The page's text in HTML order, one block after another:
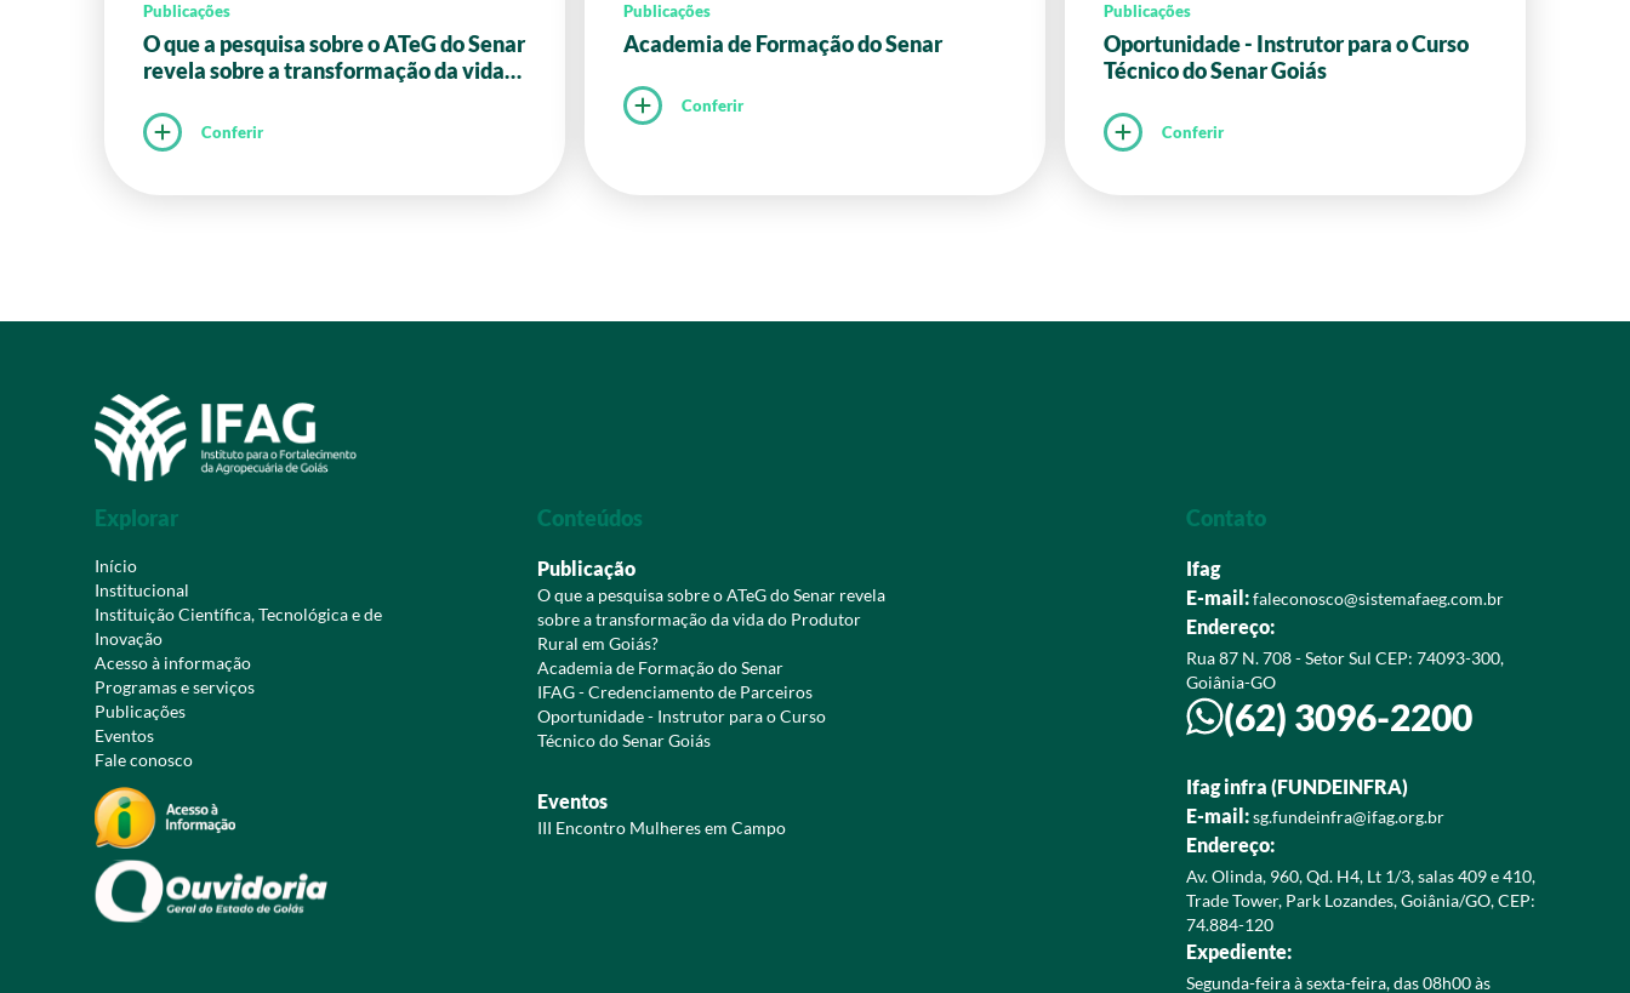
Publicações
O que a pesquisa sobre o ATeG do Senar
revela sobre a transformação da vida
Conferir
Publicações
Academia de Formação do Senar
Conferir
Publicações
Oportunidade - Instrutor para o Curso
Técnico do Senar Goiás
Conferir
Explorar
Início
Institucional
Instituição Científica, Tecnológica e de
Inovação
Acesso à informação
Programas e serviços
Publicações
Eventos
Fale conosco
Conteúdos
Publicação
O que a pesquisa sobre o ATeG do Senar revela
sobre a transformação da vida do Produtor
Rural em Goiás?
Academia de Formação do Senar
IFAG - Credenciamento de Parceiros
Oportunidade - Instrutor para o Curso
Técnico do Senar Goiás
Eventos
III Encontro Mulheres em Campo
Contato
Ifag
E-mail:faleconosco@sistemafaeg.com.br
Endereço:
Rua 87 N. 708 - Setor Sul CEP: 74093-300,
Goiânia-GO
(62) 3096-2200
Ifag infra (FUNDEINFRA)
E-mail:sg.fundeinfra@ifag.org.br
Endereço:
Av. Olinda, 960, Qd. H4, Lt 1/3, salas 409 e 410,
Trade Tower, Park Lozandes, Goiânia/GO, CEP:
74.884-120
Expediente:
Segunda-feira à sexta-feira, das 08h00 às